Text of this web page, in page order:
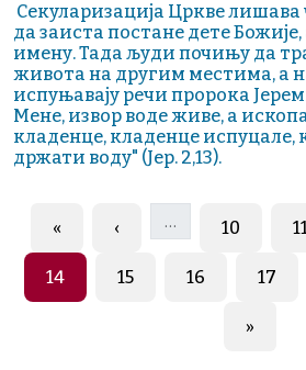
Секуларизација Цркве лишава
да заиста постане дете
имену. Тада људи почињу да
живота на другим местима, а
испуњавају речи пророка
Мене, извор воде живе, а
кладенце, кладенце испуцале,
држати воду" (Јер. 2,13).
First page
« Previous page
‹ … Page
10
Page
14 Page
15 Page
16 Page
17
Last
»